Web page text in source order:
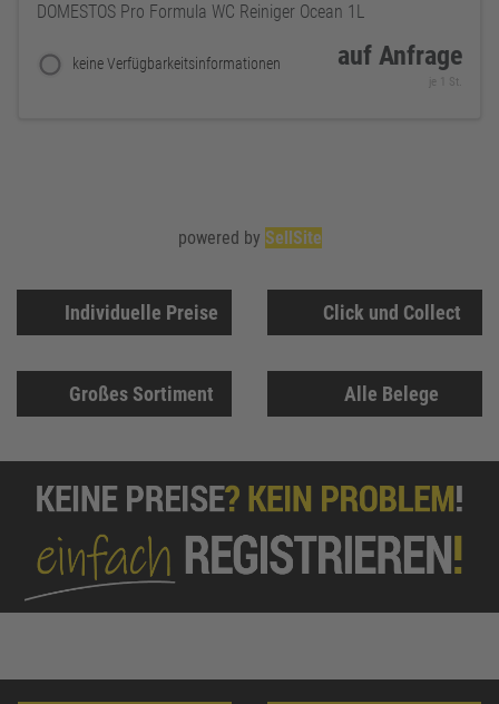
DOMESTOS Pro Formula WC Reiniger Ocean 1L
keine Verfügbarkeitsinformationen auf Anfrage
je 1 St.
Individuelle Preise Click und Collect
Großes Sortiment Alle Belege
powered by SellSite